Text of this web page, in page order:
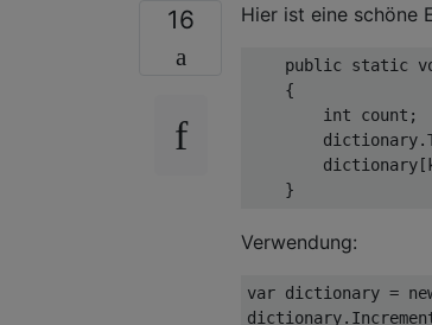
16 Hier ist eine schöne
public static
    {
int count;
Verwendung:
var dictionary =